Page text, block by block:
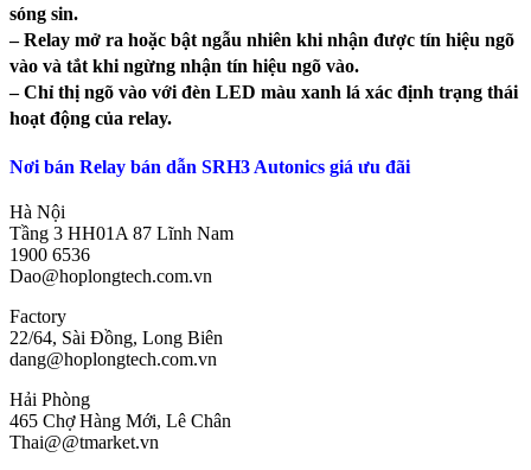
sóng sin.
– Relay mở ra hoặc bật ngẫu nhiên khi nhận được tín hiệu ngõ
vào và tắt khi ngừng nhận tín hiệu ngõ vào.
– Chỉ thị ngõ vào với đèn LED màu xanh lá xác định trạng thái
hoạt động của relay.
Nơi bán Relay bán dẫn SRH3 Autonics giá ưu đãi
Hà Nội
Tầng 3 HH01A 87 Lĩnh Nam
1900 6536
Dao@hoplongtech.com.vn
Factory
22/64, Sài Đồng, Long Biên
dang@hoplongtech.com.vn
Hải Phòng
465 Chợ Hàng Mới, Lê Chân
Thai@@tmarket.vn